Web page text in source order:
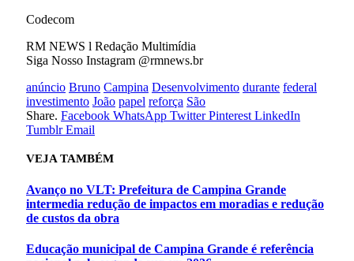
Codecom
RM NEWS l Redação Multimídia
Siga Nosso Instagram @rmnews.br
anúncio Bruno Campina Desenvolvimento durante federal
investimento João papel reforça São
Share. Facebook WhatsApp Twitter Pinterest LinkedIn
Tumblr Email
VEJATAMBÉM
Avanço no VLT: Prefeitura de Campina Grande
intermedia redução de impactos em moradias e redução
de custos da obra
Educação municipal de Campina Grande é referência